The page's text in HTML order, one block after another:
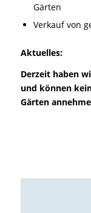
Gärten
Verkauf von
Aktuelles:
Derzeit haben
und können
Gärten